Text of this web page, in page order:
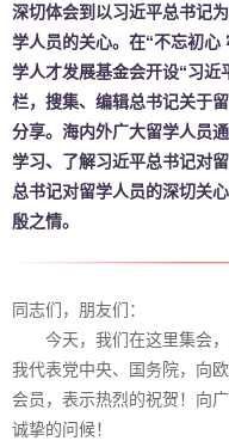
深切体会到以习近平总书记
学人员的关心。在“不忘初心
学人才发展基金会开设“习近
栏，搜集、编辑总书记关于
分享。海内外广大留学人员
学习、了解习近平总书记对
总书记对留学人员的深切关
殷之情。
同志们，朋友们：
今天，我们在这里集会，
我代表党中央、国务院，向
会员，表示热烈的祝贺！向
诚挚的问候！